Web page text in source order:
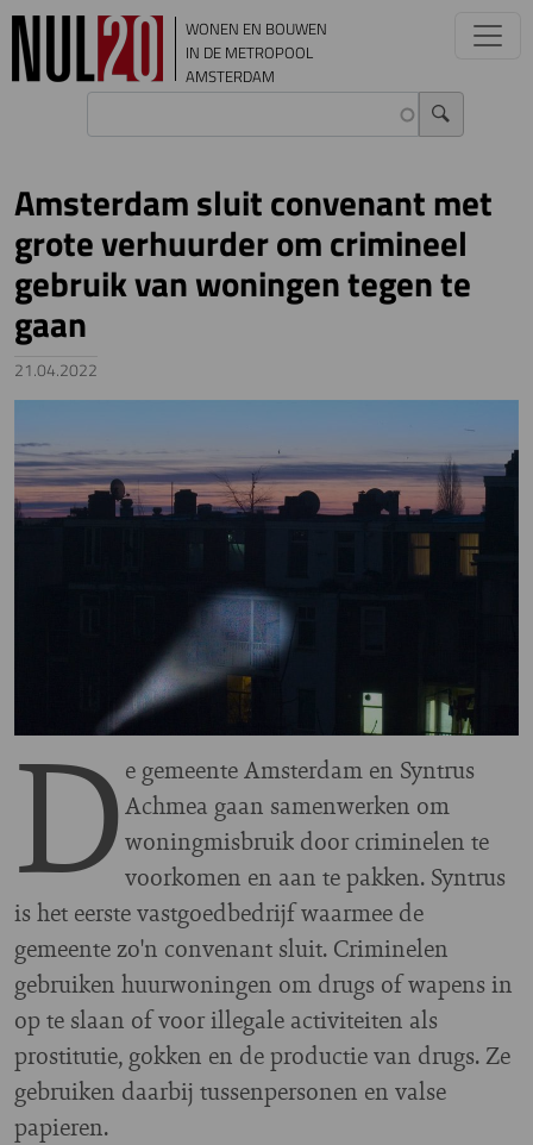
Overslaan en naar de inhoud gaan
WONEN EN BOUWEN
IN DE METROPOOL
AMSTERDAM
Amsterdam sluit convenant met
grote verhuurder om crimineel
gebruik van woningen tegen te
gaan
21.04.2022
D e gemeente Amsterdam en Syntrus
Achmea gaan samenwerken om
woningmisbruik door criminelen te
voorkomen en aan te pakken. Syntrus
is het eerste vastgoedbedrijf waarmee de
gemeente zo'n convenant sluit. Criminelen
gebruiken huurwoningen om drugs of wapens in
op te slaan of voor illegale activiteiten als
prostitutie, gokken en de productie van drugs. Ze
gebruiken daarbij tussenpersonen en valse
papieren.